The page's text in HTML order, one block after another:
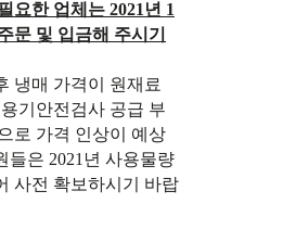
요한 업체는 2021 년 1
문 및 입금해 주시기
냉매 가격이 원재료
기안전검사 공급 부
로 가격 인상이 예상
들은 2021 년 사용물량
사전 확보하시기 바랍